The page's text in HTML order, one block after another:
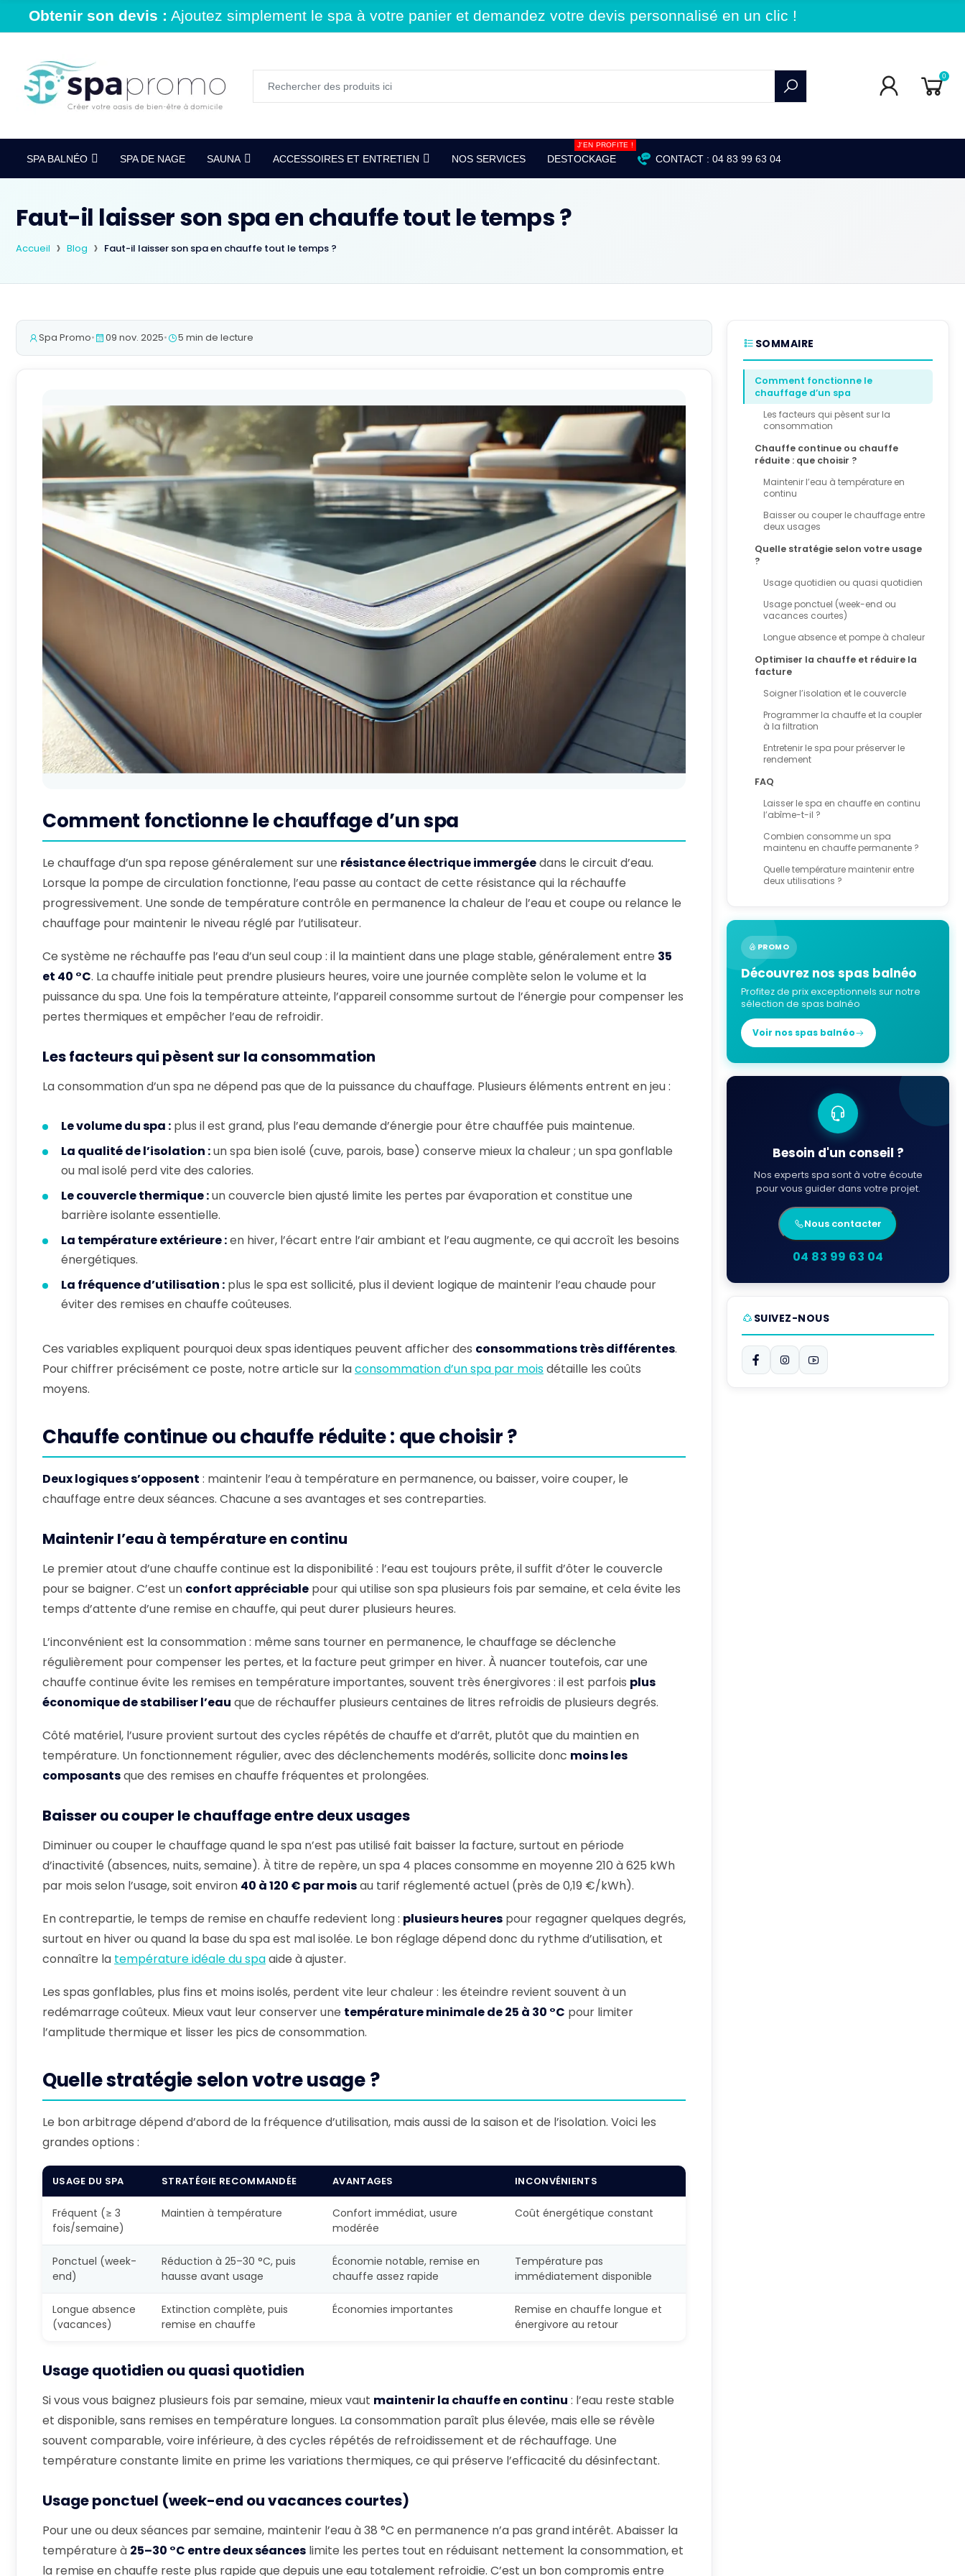
Obtenir son devis : Ajoutez simplement le spa à votre panier et demandez votre devis personnalisé en un clic !
0
SPA BALNÉO SPA DE NAGE SAUNA ACCESSOIRES ET ENTRETIEN NOS SERVICES DESTOCKAGE
J'EN PROFITE !
CONTACT : 04 83 99 63 04
Faut-il laisser son spa en chauffe tout le temps ?
Accueil Blog Faut-il laisser son spa en chauffe tout le temps ?
Spa Promo• 09 nov. 2025• 5 min de lecture
Comment fonctionne le chauffage d’un spa
Le chauffage d’un spa repose généralement sur une résistance électrique immergéedans le circuit d’eau.
Lorsque la pompe de circulation fonctionne, l’eau passe au contact de cette résistance qui la réchauffe
progressivement. Une sonde de température contrôle en permanence la chaleur de l’eau et coupe ou relance le
chauffage pour maintenir le niveau réglé par l’utilisateur.
Ce système ne réchauffe pas l’eau d’un seul coup : il la maintient dans une plage stable, généralement entre 35
et 40 °C. La chauffe initiale peut prendre plusieurs heures, voire une journée complète selon le volume et la
puissance du spa. Une fois la température atteinte, l’appareil consomme surtout de l’énergie pour compenser les
pertes thermiques et empêcher l’eau de refroidir.
Les facteurs qui pèsent sur la consommation
La consommation d’un spa ne dépend pas que de la puissance du chauffage. Plusieurs éléments entrent en jeu :
Le volume du spa : plus il est grand, plus l’eau demande d’énergie pour être chauffée puis maintenue.
La qualité de l’isolation :un spa bien isolé (cuve, parois, base) conserve mieux la chaleur ; un spa gonflable
ou mal isolé perd vite des calories.
Le couvercle thermique :un couvercle bien ajusté limite les pertes par évaporation et constitue une
barrière isolante essentielle.
La température extérieure :en hiver, l’écart entre l’air ambiant et l’eau augmente, ce qui accroît les besoins
énergétiques.
La fréquence d’utilisation : plus le spa est sollicité, plus il devient logique de maintenir l’eau chaude pour
éviter des remises en chauffe coûteuses.
Ces variables expliquent pourquoi deux spas identiques peuvent afficher des consommations très différentes.
Pour chiffrer précisément ce poste, notre article sur laconsommation d’un spa par moisdétaille les coûts
moyens.
Chauffe continue ou chauffe réduite : que choisir ?
Deux logiques s’opposent : maintenir l’eau à température en permanence, ou baisser, voire couper, le
chauffage entre deux séances. Chacune a ses avantages et ses contreparties.
Maintenir l’eau à température en continu
Le premier atout d’une chauffe continue est la disponibilité : l’eau est toujours prête, il suffit d’ôter le couvercle
pour se baigner. C’est un confort appréciable pour qui utilise son spa plusieurs fois par semaine, et cela évite les
temps d’attente d’une remise en chauffe, qui peut durer plusieurs heures.
L’inconvénient est la consommation : même sans tourner en permanence, le chauffage se déclenche
régulièrement pour compenser les pertes, et la facture peut grimper en hiver. À nuancer toutefois, car une
chauffe continue évite les remises en température importantes, souvent très énergivores : il est parfois plus
économique de stabiliser l’eau que de réchauffer plusieurs centaines de litres refroidis de plusieurs degrés.
Côté matériel, l’usure provient surtout des cycles répétés de chauffe et d’arrêt, plutôt que du maintien en
température. Un fonctionnement régulier, avec des déclenchements modérés, sollicite donc moins les
composantsque des remises en chauffe fréquentes et prolongées.
Baisser ou couper le chauffage entre deux usages
Diminuer ou couper le chauffage quand le spa n’est pas utilisé fait baisser la facture, surtout en période
d’inactivité (absences, nuits, semaine). À titre de repère, un spa 4 places consomme en moyenne 210 à 625 kWh
par mois selon l’usage, soit environ 40 à 120 € par moisau tarif réglementé actuel (près de 0,19 €/kWh).
En contrepartie, le temps de remise en chauffe redevient long : plusieurs heures pour regagner quelques degrés,
surtout en hiver ou quand la base du spa est mal isolée. Le bon réglage dépend donc du rythme d’utilisation, et
connaître la température idéale du spaaide à ajuster.
Les spas gonflables, plus fins et moins isolés, perdent vite leur chaleur : les éteindre revient souvent à un
redémarrage coûteux. Mieux vaut leur conserver une température minimale de 25 à 30 °C pour limiter
l’amplitude thermique et lisser les pics de consommation.
Quelle stratégie selon votre usage ?
Le bon arbitrage dépend d’abord de la fréquence d’utilisation, mais aussi de la saison et de l’isolation. Voici les
grandes options :
USAGE DU SPA STRATÉGIE RECOMMANDÉE AVANTAGES INCONVÉNIENTS
Fréquent (≥ 3
fois/semaine)
Maintien à température
Confort immédiat, usure
modérée
Coût énergétique constant
Ponctuel (week-
end)
Réduction à 25–30 °C, puis
hausse avant usage
Économie notable, remise en
chauffe assez rapide
Température pas
immédiatement disponible
Longue absence
(vacances)
Extinction complète, puis
remise en chauffe
Économies importantes
Remise en chauffe longue et
énergivore au retour
Usage quotidien ou quasi quotidien
Si vous vous baignez plusieurs fois par semaine, mieux vaut maintenir la chauffe en continu : l’eau reste stable
et disponible, sans remises en température longues. La consommation paraît plus élevée, mais elle se révèle
souvent comparable, voire inférieure, à des cycles répétés de refroidissement et de réchauffage. Une
température constante limite en prime les variations thermiques, ce qui préserve l’efficacité du désinfectant.
Usage ponctuel (week-end ou vacances courtes)
Pour une ou deux séances par semaine, maintenir l’eau à 38 °C en permanence n’a pas grand intérêt. Abaisser la
température à 25–30 °C entre deux séances limite les pertes tout en réduisant nettement la consommation, et
la remise en chauffe reste plus rapide que depuis une eau totalement refroidie. C’est un bon compromis entre
SOMMAIRE
Comment fonctionne le
chauffage d’un spa
Les facteurs qui pèsent sur la
consommation
Chauffe continue ou chauffe
réduite : que choisir ?
Maintenir l’eau à température en
continu
Baisser ou couper le chauffage entre
deux usages
Quelle stratégie selon votre usage
?
Usage quotidien ou quasi quotidien
Usage ponctuel (week-end ou
vacances courtes)
Longue absence et pompe à chaleur
Optimiser la chauffe et réduire la
facture
Soigner l’isolation et le couvercle
Programmer la chauffe et la coupler
à la filtration
Entretenir le spa pour préserver le
rendement
FAQ
Laisser le spa en chauffe en continu
l’abîme-t-il ?
Combien consomme un spa
maintenu en chauffe permanente ?
Quelle température maintenir entre
deux utilisations ?
PROMO
Découvrez nos spas balnéo
Profitez de prix exceptionnels sur notre
sélection de spas balnéo
Voir nos spas balnéo
Besoin d'un conseil ?
Nos experts spa sont à votre écoute
pour vous guider dans votre projet.
Nous contacter
04 83 99 63 04
SUIVEZ-NOUS